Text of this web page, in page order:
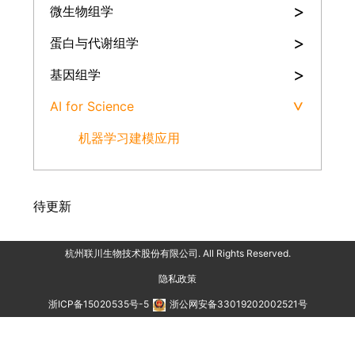
微生物组学 >
蛋白与代谢组学 >
基因组学 >
AI for Science >
机器学习建模应用
待更新
杭州联川生物技术股份有限公司. All Rights Reserved.
隐私政策
浙ICP备15020535号-5 浙公网安备33019202002521号